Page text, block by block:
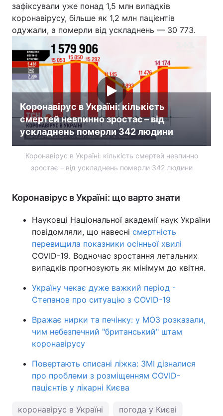
зафіксували уже понад 1,5 млн випадків
коронавірусу, більше як 1,2 млн пацієнтів
одужали, а померли від ускладнень — 30 773.
Коронавірус в Україні: кількість
смертей невпинно зростає – від
ускладнень померли 342 людини
Коронавірус в Україні: кількість смертей невпинно
зростає – від ускладнень померли 342 людини
Коронавірус в Україні: що варто знати
Науковці Національної академії наук України
повідомляли, що навесні смертність
перевищила показники осінньої хвилі
COVID-19. Водночас зростання летальних
випадків прогнозують як мінімум до квітня.
Україну чекає дуже важкий період -
Степанов про ситуацію з COVID-19
Вражає нирки та печінку: у МОЗ розказали,
чим небезпечний "британський" штам
коронавірусу
Повертають списані ліжка: ЗМІ дізналися
про проблеми з розміщенням COVID-
пацієнтів у лікарні Києва
коронавірус в Україні погода у Києві